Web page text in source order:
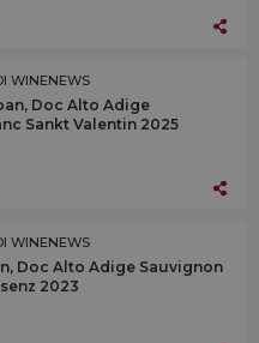
WINENEWS
Doc Alto Adige
Sankt Valentin 2025
WINENEWS
Doc Alto Adige Sauvignon
2023